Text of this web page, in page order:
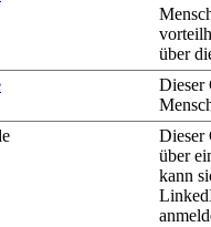
über
Dieser
Dieser
über
kann